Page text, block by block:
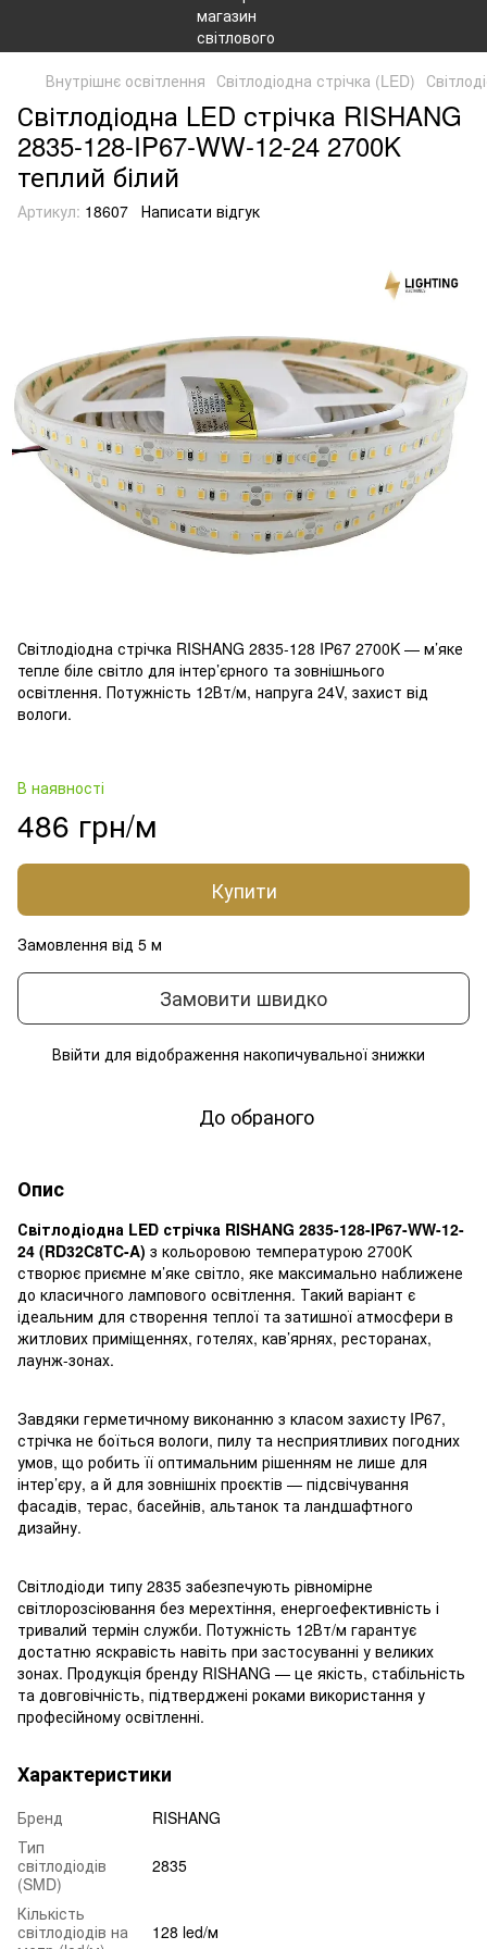
Внутрішнє освітлення Світлодіодна стрічка (LED)
Світлодіодна LED стрічка RISHANG
2835-128-IP67-WW-12-24 2700K
теплий білий
Артикул: 18607 Написати відгук
Світлодіодна стрічка RISHANG 2835-128 IP67 2700K — м’яке
тепле біле світло для інтер’єрного та зовнішнього
освітлення. Потужність 12Вт/м, напруга 24V, захист від
вологи.
В наявності
486 грн/м
Купити
Замовлення від 5 м
Замовити швидко
Ввійти для відображення накопичувальної знижки
До обраного
Опис
Світлодіодна LED стрічка RISHANG 2835-128-IP67-WW-12-
24 (RD32C8TC-A) з кольоровою температурою 2700K
створює приємне м’яке світло, яке максимально наближене
до класичного лампового освітлення. Такий варіант є
ідеальним для створення теплої та затишної атмосфери в
житлових приміщеннях, готелях, кав’ярнях, ресторанах,
лаунж-зонах.
Завдяки герметичному виконанню з класом захисту IP67,
стрічка не боїться вологи, пилу та несприятливих погодних
умов, що робить її оптимальним рішенням не лише для
інтер’єру, а й для зовнішніх проєктів — підсвічування
фасадів, терас, басейнів, альтанок та ландшафтного
дизайну.
Світлодіоди типу 2835 забезпечують рівномірне
світлорозсіювання без мерехтіння, енергоефективність і
тривалий термін служби. Потужність 12Вт/м гарантує
достатню яскравість навіть при застосуванні у великих
зонах. Продукція бренду RISHANG — це якість, стабільність
та довговічність, підтверджені роками використання у
професійному освітленні.
Характеристики
Бренд
RISHANG
Тип
світлодіодів
(SMD)
2835
Кількість
світлодіодів на
128 led/м